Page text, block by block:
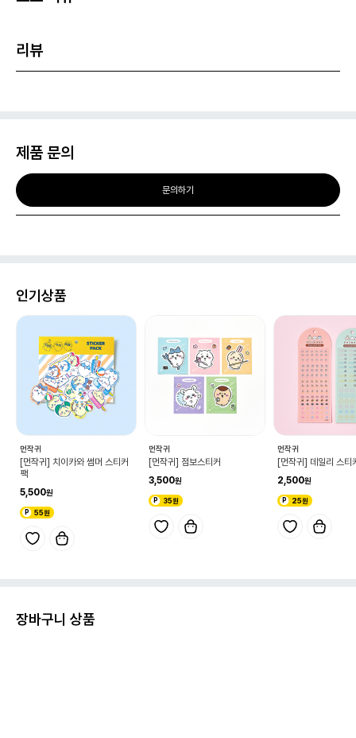
리뷰
제품 문의
문의하기
인기상품
먼작귀
[먼작귀] 치이카와 썸머 스티커
팩
5,500
55원
먼작귀
[먼작귀] 점보스티커
3,500
35원
먼작귀
[먼작귀] 데일리 스티
2,500
25원
장바구니 상품